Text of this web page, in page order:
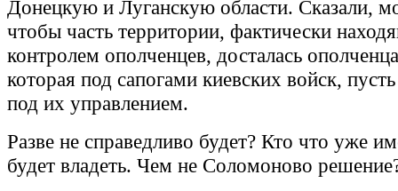
Донецкую и Луганскую области. Сказали,
чтобы часть территории, фактически
контролем ополченцев, досталась
которая под сапогами киевских войск,
под их управлением.
Разве не справедливо будет? Кто что уже
будет владеть. Чем не Соломоново